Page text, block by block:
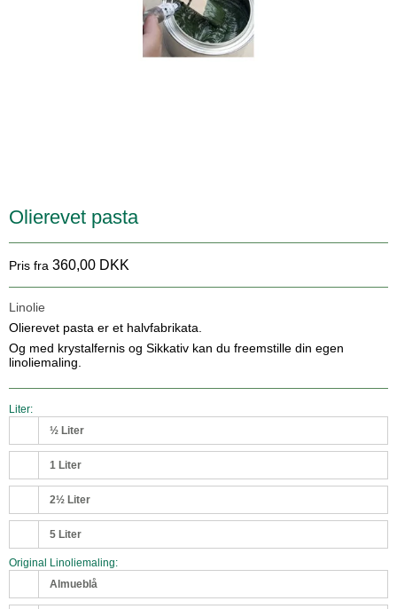
Olierevet pasta
Pris fra 360,00 DKK
Linolie
Olierevet pasta er et halvfabrikata.
Og med krystalfernis og Sikkativ kan du freemstille din egen
linoliemaling.
Liter:
½ Liter
1 Liter
2½ Liter
5 Liter
Original Linoliemaling:
Almueblå